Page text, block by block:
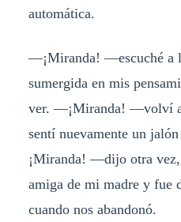
automática.
—¡Miranda! —escuché a
sumergida en mis
ver. —¡Miranda! —volví a
sentí nuevamente un
¡Miranda! —dijo otra vez,
amiga de mi madre y fue
cuando nos abandonó.